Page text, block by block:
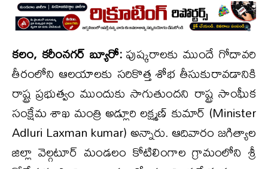
కలం, కరీంనగర్ బ్యూరో:పుష్కరాలకు ముందే గోదావరి
తీరంలోని ఆలయాలకు స‌రికొత్త‌ శోభ తీసుకురావడానికి
రాష్ట్ర ప్రభుత్వం ముందుకు సాగుతుందని రాష్ట్ర సాంఘీక
సంక్షేమ శాఖ మంత్రి అడ్లూరి లక్ష్మణ్ కుమార్ (Minister
Adluri Laxman kumar) అన్నారు. ఆదివారం జగిత్యాల
జిల్లా వెల్గటూర్ మండలం కోటిలింగాల గ్రామంలోని శ్రీ